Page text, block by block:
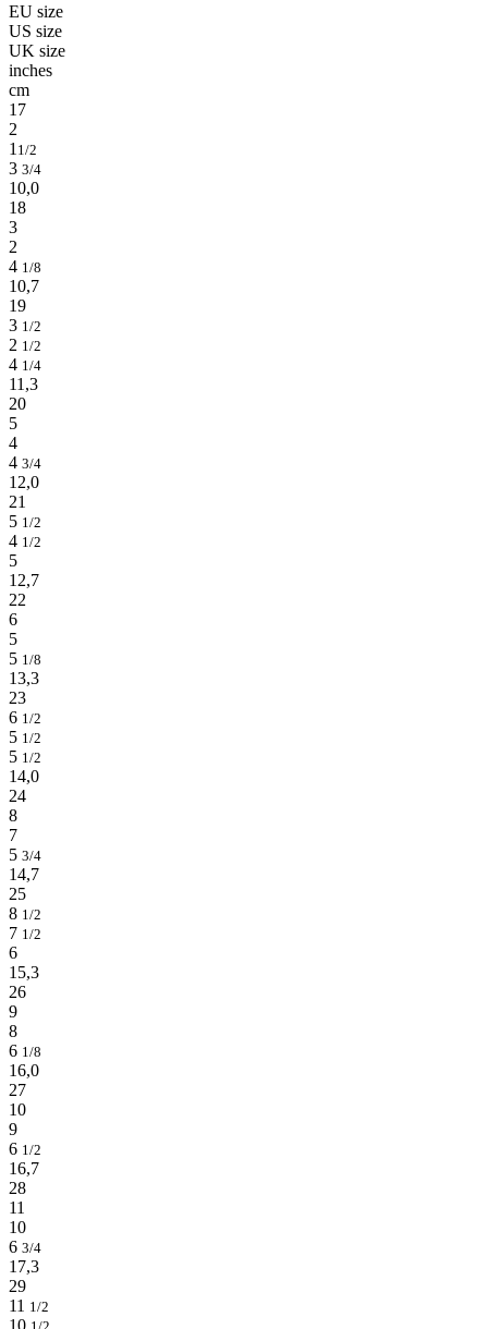
EU size
US size
UK size
inches
cm
17
2
1 1/2
3 3/4
10,0
18
3
2
4 1/8
10,7
19
3 1/2
2 1/2
4 1/4
11,3
20
5
4
4 3/4
12,0
21
5 1/2
4 1/2
5
12,7
22
6
5
5 1/8
13,3
23
6 1/2
5 1/2
5 1/2
14,0
24
8
7
5 3/4
14,7
25
8 1/2
7 1/2
6
15,3
26
9
8
6 1/8
16,0
27
10
9
6 1/2
16,7
28
11
10
6 3/4
17,3
29
11 1/2
10